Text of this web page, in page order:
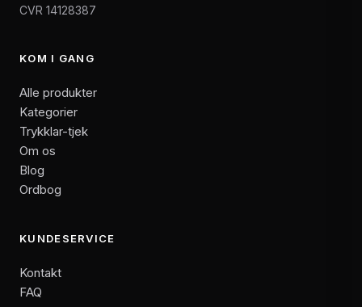
CVR 14128387
KOM I GANG
Alle produkter
Kategorier
Trykklar-tjek
Om os
Blog
Ordbog
KUNDESERVICE
Kontakt
FAQ